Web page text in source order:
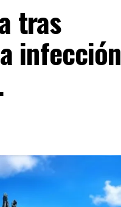
tras
infección